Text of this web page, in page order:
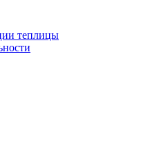
теплицы